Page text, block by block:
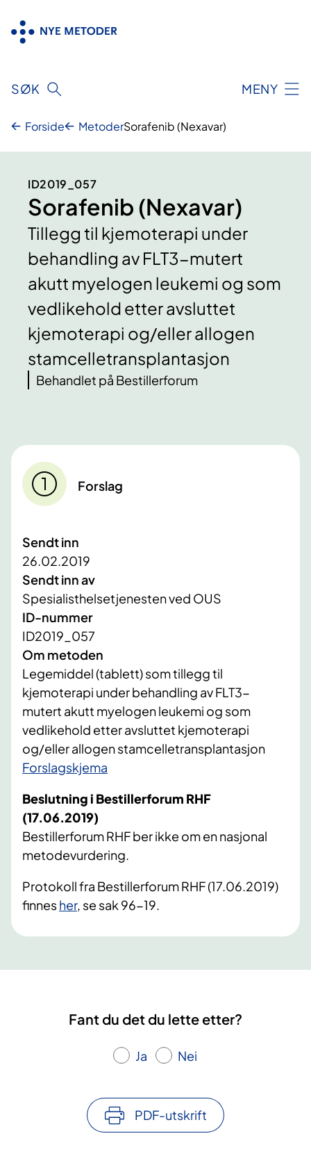
innhold
SØK MENY
Forside MetoderSorafenib (Nexavar)
ID2019_057
Sorafenib (Nexavar)
Tillegg til kjemoterapi under
behandling av FLT3-mutert
akutt myelogen leukemi og som
vedlikehold etter avsluttet
kjemoterapi og/eller allogen
stamcelletransplantasjon
Behandlet på Bestillerforum
Forslag
Sendt inn
26.02.2019
Sendt inn av
Spesialisthelsetjenesten ved OUS
ID-nummer
ID2019_057
Om metoden
Legemiddel (tablett) som tillegg til
kjemoterapi under behandling av FLT3-
mutert akutt myelogen leukemi og som
vedlikehold etter avsluttet kjemoterapi
og/eller allogen stamcelletransplantasjon
Forslagskjema
Beslutning i Bestillerforum RHF
(17.06.2019)
Bestillerforum RHF ber ikke om en nasjonal
metodevurdering.
Protokoll fra Bestillerforum RHF (17.06.2019)
finnesher, se sak 96-19.
Fant du det du lette etter?
Ja Nei
PDF-utskrift